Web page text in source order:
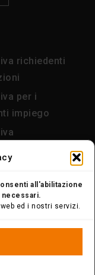
all'abilitazione
ed i nostri servizi.
richiedenti
per i
impiego